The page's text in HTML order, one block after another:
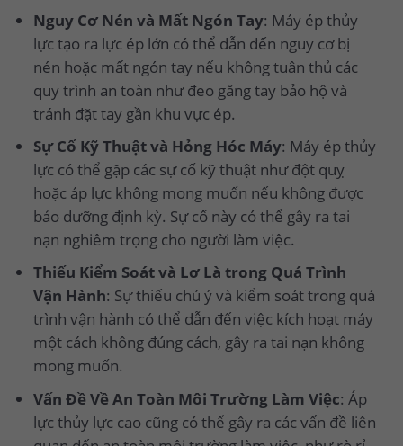
Nguy Cơ Nén và Mất Ngón Tay: Máy ép thủy
lực tạo ra lực ép lớn có thể dẫn đến nguy cơ bị
nén hoặc mất ngón tay nếu không tuân thủ các
quy trình an toàn như đeo găng tay bảo hộ và
tránh đặt tay gần khu vực ép.
Sự Cố Kỹ Thuật và Hỏng Hóc Máy: Máy ép thủy
lực có thể gặp các sự cố kỹ thuật như đột quỵ
hoặc áp lực không mong muốn nếu không được
bảo dưỡng định kỳ. Sự cố này có thể gây ra tai
nạn nghiêm trọng cho người làm việc.
Thiếu Kiểm Soát và Lơ Là trong Quá Trình
Vận Hành: Sự thiếu chú ý và kiểm soát trong quá
trình vận hành có thể dẫn đến việc kích hoạt máy
một cách không đúng cách, gây ra tai nạn không
mong muốn.
Vấn Đề Về An Toàn Môi Trường Làm Việc: Áp
lực thủy lực cao cũng có thể gây ra các vấn đề liên